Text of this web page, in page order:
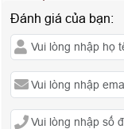
Đánh giá của bạn: